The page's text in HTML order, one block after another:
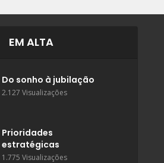
EM ALTA
Do sonho à jubilação
2.127 Visualizações
Prioridades
estratégicas
1.775 Visualizações